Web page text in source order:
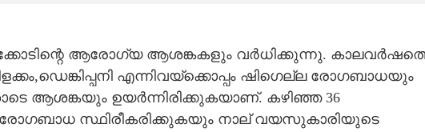
ആരോഗ്യ ആശങ്കകളും വർധിക്കുന്നു.
എന്നിവയ്ക്കൊപ്പം ഷിഗെല്ല രോഗബാധയും
ആശങ്കയും ഉയർന്നിരിക്കുകയാണ്. കഴിഞ്ഞ 36
രോഗബാധ സ്ഥിരീകരിക്കുകയും നാല് വയസുകാരിയുടെ